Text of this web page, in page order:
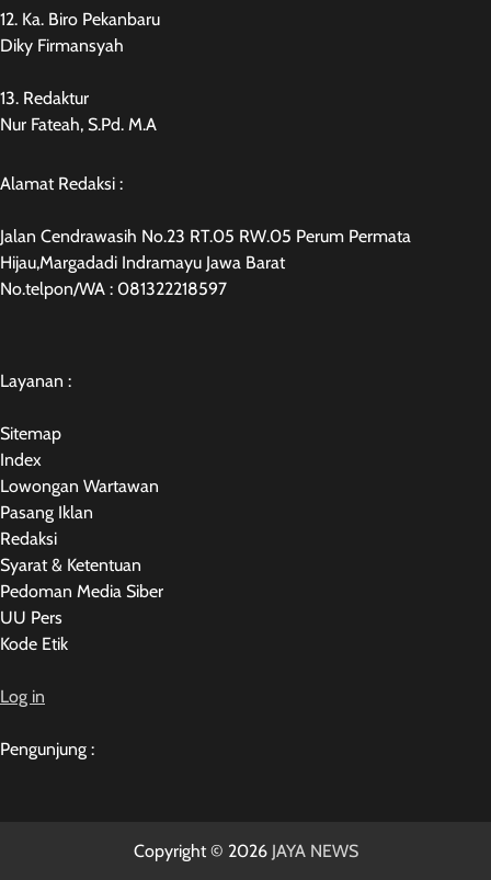
12. Ka. Biro Pekanbaru
Diky Firmansyah
13. Redaktur
Nur Fateah, S.Pd. M.A
Alamat Redaksi :
Jalan Cendrawasih No.23 RT.05 RW.05 Perum Permata
Hijau,Margadadi Indramayu Jawa Barat
No.telpon/WA : 081322218597
Layanan :
Sitemap
Index
Lowongan Wartawan
Pasang Iklan
Redaksi
Syarat & Ketentuan
Pedoman Media Siber
UU Pers
Kode Etik
Log in
Pengunjung :
Copyright © 2026 JAYA NEWS